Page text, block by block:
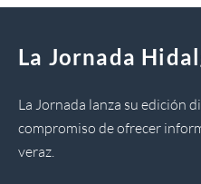
La Jornada
La Jornada lanza su edición
compromiso de ofrecer
veraz.